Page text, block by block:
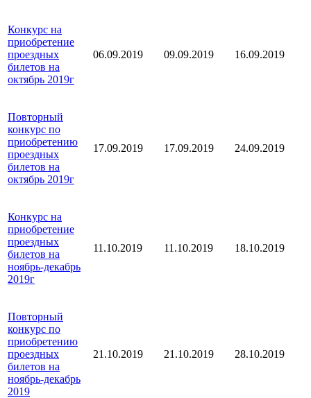
Конкурс на
приобретение
проездных
билетов на
октябрь 2019г
06.09.2019 09.09.2019 16.09.2019
Повторный
конкурс по
приобретению
проездных
билетов на
октябрь 2019г
17.09.2019 17.09.2019 24.09.2019
Конкурс на
приобретение
проездных
билетов на
ноябрь-декабрь
2019г
11.10.2019 11.10.2019 18.10.2019
Повторный
конкурс по
приобретению
проездных
билетов на
ноябрь-декабрь
2019
21.10.2019 21.10.2019 28.10.2019